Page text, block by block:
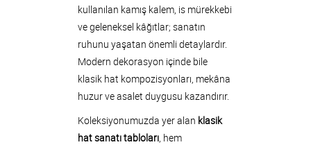
kullanılan kamış kalem, is mürekkebi
ve geleneksel kâğıtlar; sanatın
ruhunu yaşatan önemli detaylardır.
Modern dekorasyon içinde bile
klasik hat kompozisyonları, mekâna
huzur ve asalet duygusu kazandırır.
Koleksiyonumuzda yer alan klasik
hat sanatı tabloları, hem